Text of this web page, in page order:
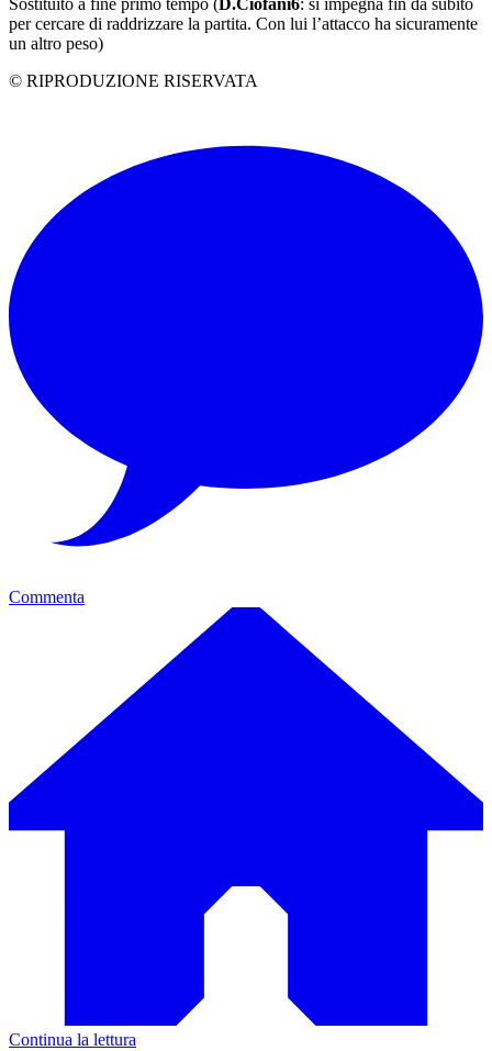
per cercare di raddrizzare la partita. Con lui l’attacco ha sicuramente
un altro peso)
© RIPRODUZIONE RISERVATA
Commenta
Continua la lettura